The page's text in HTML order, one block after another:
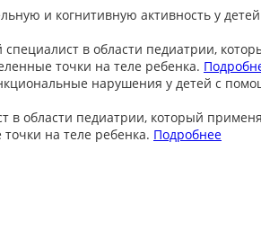
и когнитивную активность у детей
в области педиатрии,
точки на теле ребенка.
нарушения у детей с
в области педиатрии, который
на теле ребенка. Подробнее